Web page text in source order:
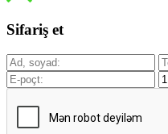
Sifariş et